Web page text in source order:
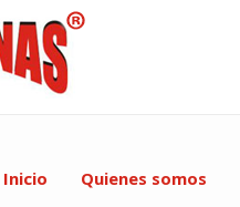
Inicio Quienes somos